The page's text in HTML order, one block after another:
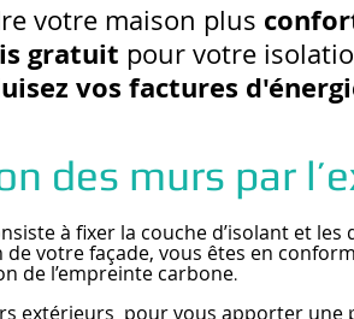
votre maison plus
gratuit pour votre
vos factures
des murs par
à fixer la couche d’isolant et
de votre façade, vous êtes en
de l’empreinte carbone.
extérieurs pour vous apporter